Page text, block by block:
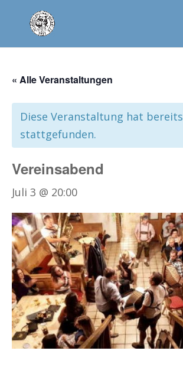
« Alle Veranstaltungen
Diese Veranstaltung hat bereits
stattgefunden.
Vereinsabend
Juli 3 @ 20:00